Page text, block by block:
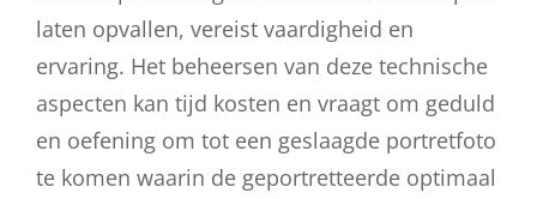
laten opvallen, vereist vaardigheid en
ervaring. Het beheersen van deze technische
aspecten kan tijd kosten en vraagt om geduld
en oefening om tot een geslaagde portretfoto
te komen waarin de geportretteerde optimaal